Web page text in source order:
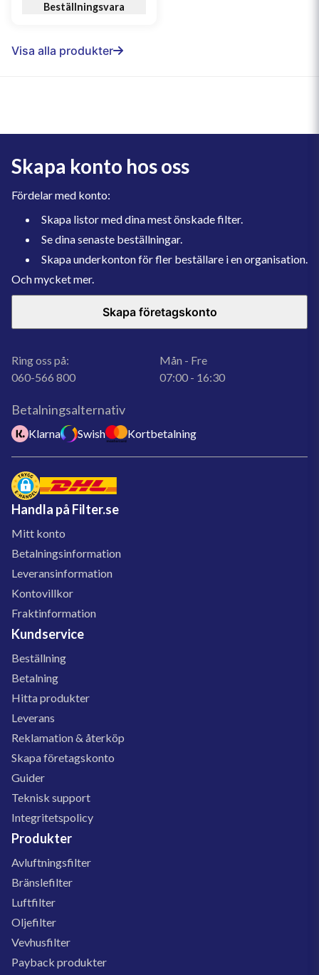
Beställningsvara
Visa alla produkter
Skapa konto hos oss
Fördelar med konto:
Skapa listor med dina mest önskade filter.
Se dina senaste beställningar.
Skapa underkonton för fler beställare i en organisation.
Och mycket mer.
Skapa företagskonto
Ring oss på:
060-566 800
Mån - Fre
07:00 - 16:30
Betalningsalternativ
Klarna Swish Kortbetalning
Handla på Filter.se
Mitt konto
Betalningsinformation
Leveransinformation
Kontovillkor
Fraktinformation
Kundservice
Beställning
Betalning
Hitta produkter
Leverans
Reklamation & återköp
Skapa företagskonto
Guider
Teknisk support
Integritetspolicy
Produkter
Avluftningsfilter
Bränslefilter
Luftfilter
Oljefilter
Vevhusfilter
Payback produkter